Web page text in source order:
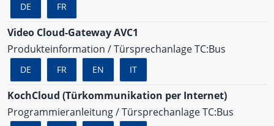
DE FR
Video Cloud-Gateway AVC1
Produkteinformation / Türsprechanlage TC:Bus
DE FR EN IT
KochCloud (Türkommunikation per Internet)
Programmieranleitung / Türsprechanlage TC:Bus